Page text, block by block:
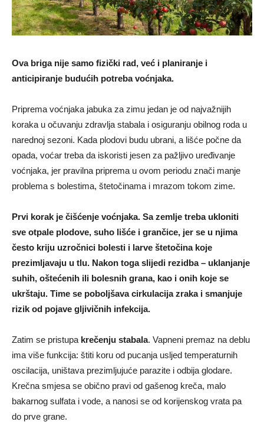
Ova briga nije samo fizički rad, već i planiranje i
anticipiranje budućih potreba voćnjaka.
Priprema voćnjaka jabuka za zimu jedan je od najvažnijih
koraka u očuvanju zdravlja stabala i osiguranju obilnog roda u
narednoj sezoni. Kada plodovi budu ubrani, a lišće počne da
opada, voćar treba da iskoristi jesen za pažljivo uređivanje
voćnjaka, jer pravilna priprema u ovom periodu znači manje
problema s bolestima, štetočinama i mrazom tokom zime.
Prvi korak je čišćenje voćnjaka. Sa zemlje treba ukloniti
sve otpale plodove, suho lišće i grančice, jer se u njima
često kriju uzročnici bolesti i larve štetočina koje
prezimljavaju u tlu. Nakon toga slijedi rezidba – uklanjanje
suhih, oštećenih ili bolesnih grana, kao i onih koje se
ukrštaju. Time se poboljšava cirkulacija zraka i smanjuje
rizik od pojave gljivičnih infekcija.
Zatim se pristupa krečenju stabala. Vapneni premaz na deblu
ima više funkcija: štiti koru od pucanja usljed temperaturnih
oscilacija, uništava prezimljujuće parazite i odbija glodare.
Krečna smjesa se obično pravi od gašenog kreča, malo
bakarnog sulfata i vode, a nanosi se od korijenskog vrata pa
do prve grane.